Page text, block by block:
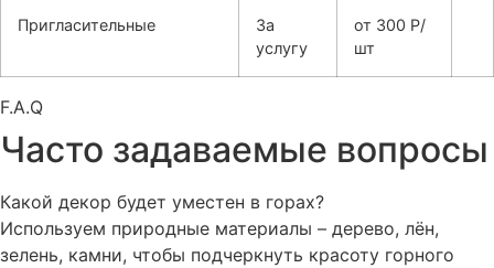
Пригласительные
За
услугу
от 300 Р/
шт
F.A.Q
Часто задаваемые вопросы
Какой декор будет уместен в горах?
Используем природные материалы – дерево, лён,
зелень, камни, чтобы подчеркнуть красоту горного